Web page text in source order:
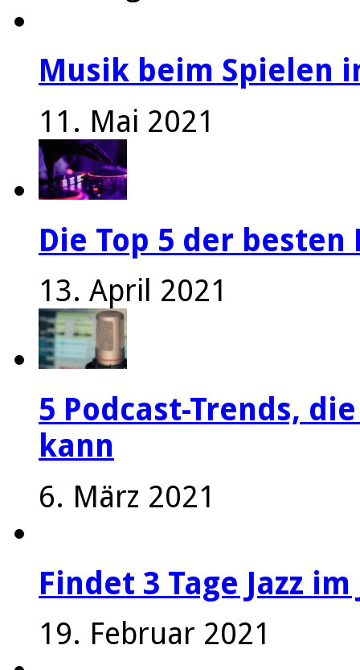
Musik beim Spielen
11. Mai 2021
Die Top 5 der besten
13. April 2021
5 Podcast-Trends,
kann
6. März 2021
Findet 3 Tage Jazz
19. Februar 2021